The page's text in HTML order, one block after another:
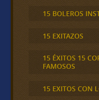
15 BOLEROS
15 EXITAZOS
15 ÉXITOS 15
FAMOSOS
15 EXITOS CON